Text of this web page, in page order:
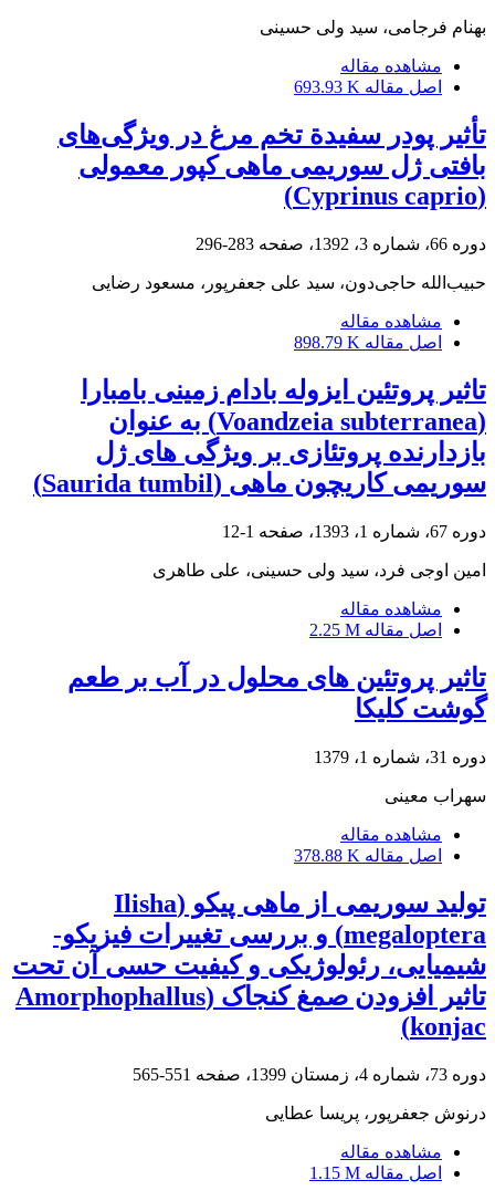
بهنام فرجامی، سید ولی حسینی
مشاهده مقاله
اصل مقاله 693.93 K
تأثیر پودر سفیدة تخم مرغ در ویژگی‌های
بافتی ژل سوریمی ماهی کپور معمولی
(Cyprinus caprio)
دوره 66، شماره 3، 1392، صفحه 283-296
حبیب‌الله حاجی‌دون، سید علی جعفرپور، مسعود رضایی
مشاهده مقاله
اصل مقاله 898.79 K
تاثیر پروتئین ایزوله بادام زمینی بامبارا
(Voandzeia subterranea) به عنوان
بازدارنده پروتئازی بر ویژگی های ژل
سوریمی کاریچون ماهی (Saurida tumbil)
دوره 67، شماره 1، 1393، صفحه 1-12
امین اوجی فرد، سید ولی حسینی، علی طاهری
مشاهده مقاله
اصل مقاله 2.25 M
تاثیر پروتئین های محلول در آب بر طعم
گوشت کلیکا
دوره 31، شماره 1، 1379
سهراب معینی
مشاهده مقاله
اصل مقاله 378.88 K
تولید سوریمی از ماهی پیکو (Ilisha
megaloptera) و بررسی تغییرات فیزیکو-
شیمیایی، رئولوژیکی و کیفیت حسی آن تحت
تاثیر افزودن صمغ کنجاک (Amorphophallus
konjac)
دوره 73، شماره 4، زمستان 1399، صفحه 551-565
درنوش جعفرپور، پریسا عطایی
مشاهده مقاله
اصل مقاله 1.15 M